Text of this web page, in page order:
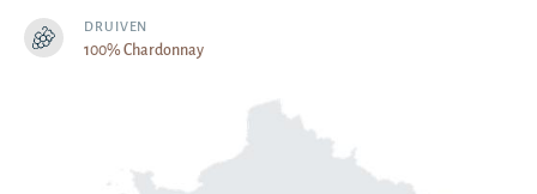
DRUIVEN
100% Chardonnay